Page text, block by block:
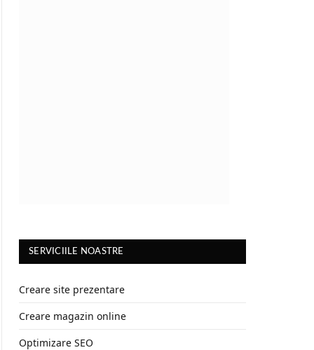
SERVICIILE NOASTRE
Creare site prezentare
Creare magazin online
Optimizare SEO